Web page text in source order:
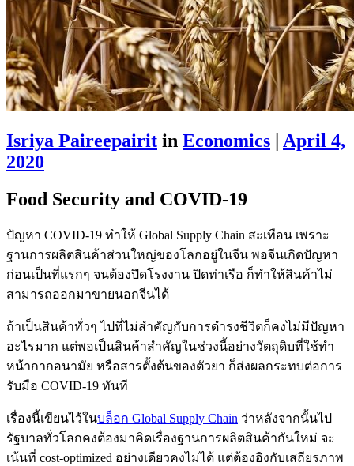
Isriya Paireepairit in Economics | April 4,
2020
Food Security and COVID-19
ปัญหา COVID-19 ทำให้ Global Supply Chain สะเทือน เพราะ
ฐานการผลิตสินค้าส่วนใหญ่ของโลกอยู่ในจีน พอจีนเกิดปัญหา
ก่อนเป็นที่แรกๆ จนต้องปิดโรงงาน ปิดท่าเรือ ก็ทำให้สินค้าไม่
สามารถออกมาขายนอกจีนได้
ถ้าเป็นสินค้าทั่วๆ ไปที่ไม่สำคัญกับการดำรงชีวิตก็คงไม่มีปัญหา
อะไรมาก แต่พอเป็นสินค้าสำคัญในช่วงนี้อย่างวัตถุดิบที่ใช้ทำ
หน้ากากอนามัย หรือสารตั้งต้นของตัวยา ก็ส่งผลกระทบต่อการ
รับมือ COVID-19 ทันที
เรื่องนี้เขียนไว้ในบล็อก Global Supply Chain ว่าหลังจากนั้นไป
รัฐบาลทั่วโลกคงต้องมาคิดเรื่องฐานการผลิตสินค้ากันใหม่ จะ
เน้นที่ cost-optimized อย่างเดียวคงไม่ได้ แต่ต้องอิงกับเสถียรภาพ